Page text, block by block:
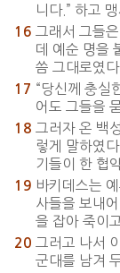
니다.” 하고
16 그래서 그들
데 예순 명을
씀 그대로였다.
17 “당신께 충실
어도 그들을
18 그러자 온 백
렇게 말하였
기들이 한 협
19 바키데스는
사들을 보내
을 잡아 죽이
20 그러고 나서
군대를 남겨